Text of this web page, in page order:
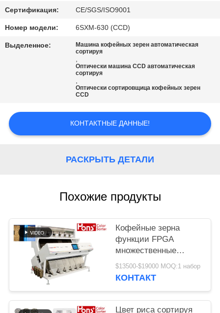
СПРОСИТЕ
ЦИТАТУ
POLICY
Сертификация: CE/SGS/ISO9001
Номер модели: 6SXM-630 (CCD)
Выделенное:
Машина кофейных зерен автоматическая
сортируя
,
Оптически машина CCD автоматическая
сортируя
,
Оптически сортировщица кофейных зерен
CCD
КОНТАКТНЫЕ ДАННЫЕ!
РАСКРЫТЬ ДЕТАЛИ
Похожие продукты
Кофейные зерна
функции FPGA
множественные
красят сортируя
машину
$13500-$19000 MOQ:1 набор
КОНТАКТ
Цвет риса сортируя